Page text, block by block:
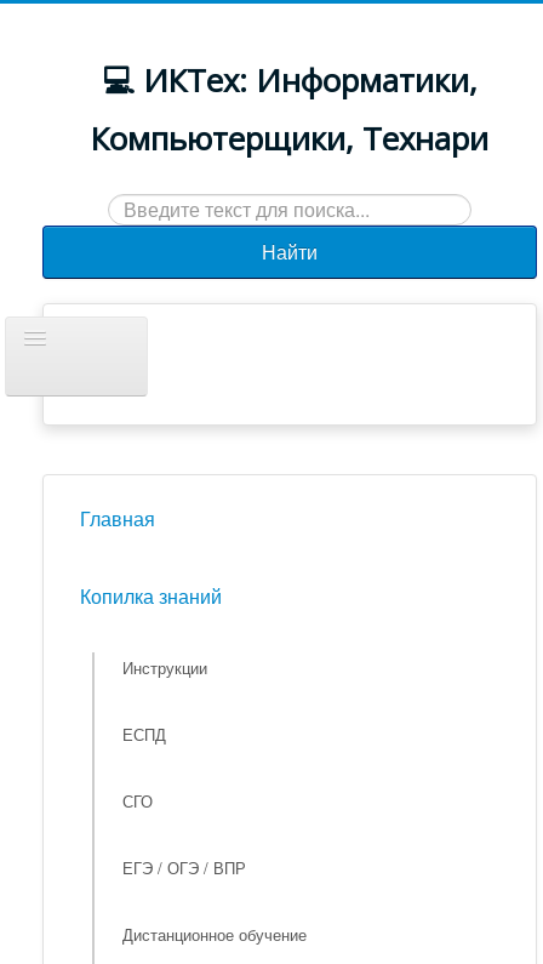
💻 ИКТех: Информатики,
Компьютерщики, Технари
Искать...
Найти
навигацию
Новости
Главная
Копилка знаний
Инструкции
ЕСПД
СГО
ЕГЭ / ОГЭ / ВПР
Дистанционное обучение